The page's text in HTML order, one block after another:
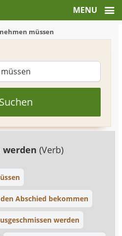
müssen
Suchen
werden(Verb)
den Abschied bekommen
werden